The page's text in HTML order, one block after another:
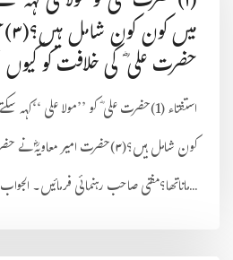
حضرت علی ؓ کی خلافت کو کیوں
کون شامل ہیں؟(۳)حضرت امیر
ماناتھا؟مفتی صاحب رہنمائی فرمائیں۔ الجواب :بسم اللہ حامداًومصلی...